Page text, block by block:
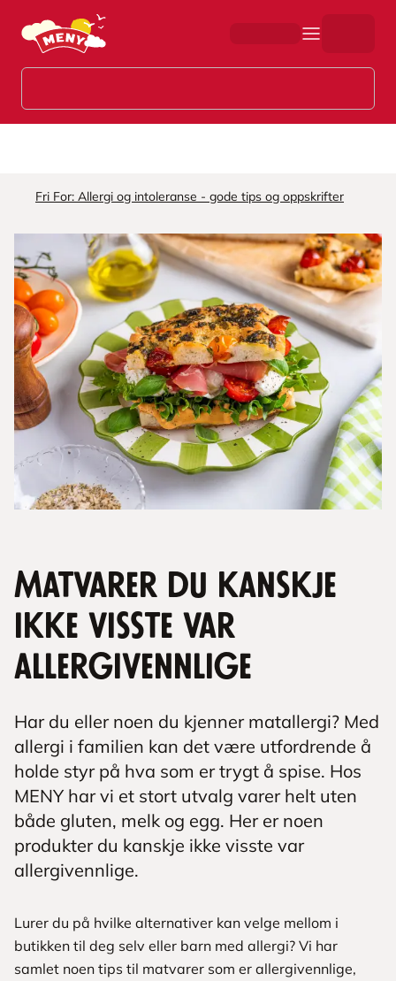
Hopp til hovedinnhold
Fri For: Allergi og intoleranse - gode tips og oppskrifter
Matvarer du kanskje
ikke visste var
allergivennlige
Har du eller noen du kjenner matallergi? Med
allergi i familien kan det være utfordrende å
holde styr på hva som er trygt å spise. Hos
MENY har vi et stort utvalg varer helt uten
både gluten, melk og egg. Her er noen
produkter du kanskje ikke visste var
allergivennlige.
Lurer du på hvilke alternativer kan velge mellom i
butikken til deg selv eller barn med allergi? Vi har
samlet noen tips til matvarer som er allergivennlige,